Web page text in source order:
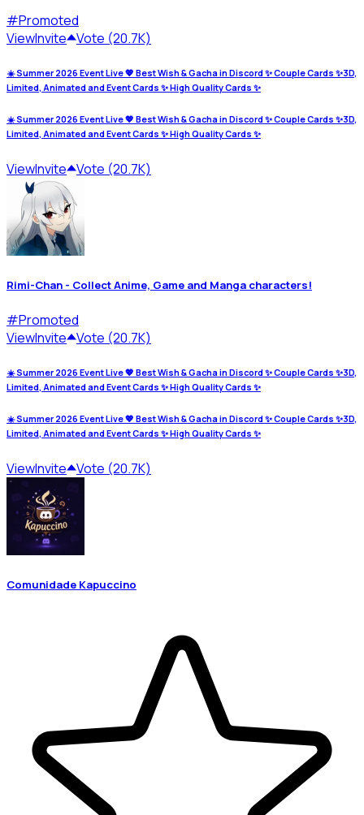
#Promoted
ViewInvite Vote (20.7K)
☀️ Summer 2026 Event Live 💖 Best Wish & Gacha in Discord ✨ Couple Cards ✨3D,
Limited, Animated and Event Cards ✨ High Quality Cards ✨
☀️ Summer 2026 Event Live 💖 Best Wish & Gacha in Discord ✨ Couple Cards ✨3D,
Limited, Animated and Event Cards ✨ High Quality Cards ✨
ViewInvite Vote (20.7K)
Rimi-Chan - Collect Anime, Game and Manga characters!
#Promoted
ViewInvite Vote (20.7K)
☀️ Summer 2026 Event Live 💖 Best Wish & Gacha in Discord ✨ Couple Cards ✨3D,
Limited, Animated and Event Cards ✨ High Quality Cards ✨
☀️ Summer 2026 Event Live 💖 Best Wish & Gacha in Discord ✨ Couple Cards ✨3D,
Limited, Animated and Event Cards ✨ High Quality Cards ✨
ViewInvite Vote (20.7K)
Comunidade Kapuccino